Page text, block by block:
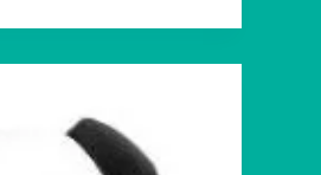
یادها
وخاطره
قدیمی
وجدید